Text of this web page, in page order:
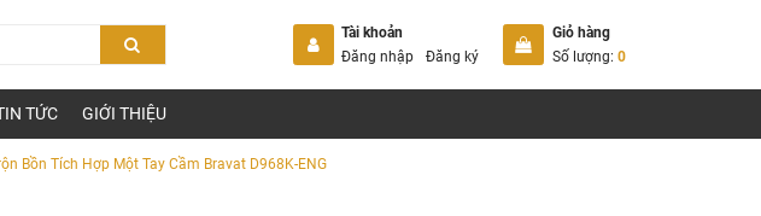
Tài khoản
Đăng nhập
Đăng ký
Giỏ hàng
Số lượng: 0
TỨC GIỚI THIỆU
Bồn Tích Hợp Một Tay Cầm Bravat D968K-ENG